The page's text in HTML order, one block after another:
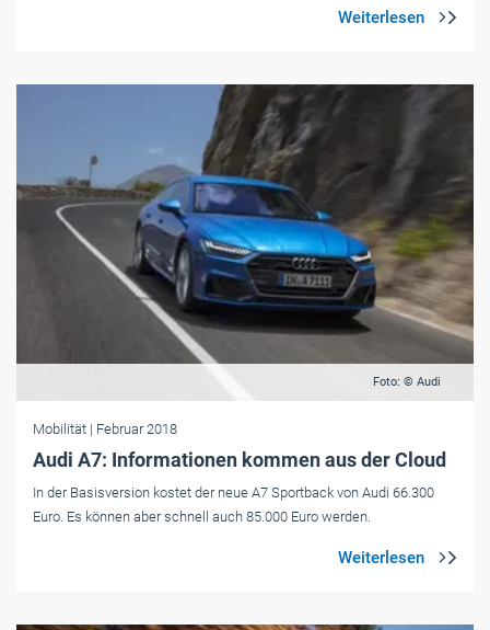
Foto: © Audi
Mobilität | Februar 2018
Audi A7: Informationen kommen aus der Cloud
In der Basisversion kostet der neue A7 Sportback von Audi 66.300
Euro. Es können aber schnell auch 85.000 Euro werden.